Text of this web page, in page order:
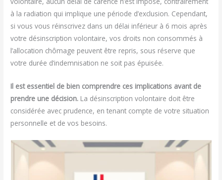
à la radiation qui implique une période d’exclusion. Cependant,
si vous vous réinscrivez dans un délai inférieur à 6 mois après
votre désinscription volontaire, vos droits non consommés à
l’allocation chômage peuvent être repris, sous réserve que
votre durée d’indemnisation ne soit pas épuisée.
Il est essentiel de bien comprendre ces implications avant de
prendre une décision. La désinscription volontaire doit être
considérée avec prudence, en tenant compte de votre situation
personnelle et de vos besoins.